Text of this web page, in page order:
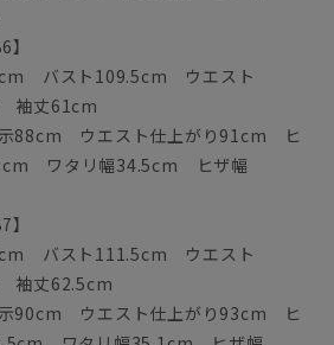
バスト109.5cm ウエスト
袖丈61cm
示88cm ウエスト仕上がり91cm ヒ
ワタリ幅34.5cm ヒザ幅
バスト111.5cm ウエスト
丈62.5cm
示90cm ウエスト仕上がり93cm ヒ